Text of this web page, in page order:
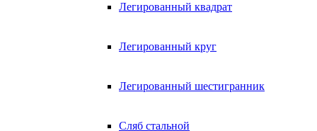
Легированный квадрат
Легированный круг
Легированный шестигранник
Сляб стальной